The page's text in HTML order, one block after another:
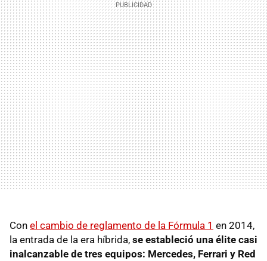
Con el cambio de reglamento de la Fórmula 1 en 2014,
la entrada de la era híbrida, se estableció una élite casi
inalcanzable de tres equipos: Mercedes, Ferrari y Red